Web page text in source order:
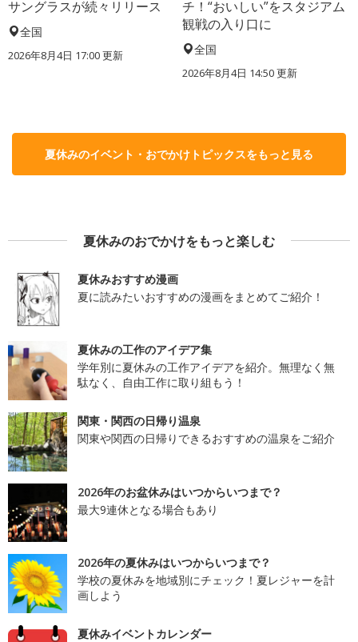
サングラスが続々リリース
全国
2026年8月4日 17:00更新
チ！“おいしい”をスタジアム
観戦の入り口に
全国
2026年8月4日 14:50更新
夏休みのイベント・おでかけトピックスをもっと見る
夏休みのおでかけをもっと楽しむ
夏休みおすすめ漫画
夏に読みたいおすすめの漫画をまとめてご紹介！
夏休みの工作のアイデア集
学年別に夏休みの工作アイデアを紹介。無理なく無
駄なく、自由工作に取り組もう！
関東・関西の日帰り温泉
関東や関西の日帰りできるおすすめの温泉をご紹介
2026年のお盆休みはいつからいつまで？
最大9連休となる場合もあり
2026年の夏休みはいつからいつまで？
学校の夏休みを地域別にチェック！夏レジャーを計
画しよう
夏休みイベントカレンダー